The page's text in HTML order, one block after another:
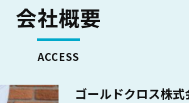
会社概要
ACCESS
ゴールドクロス株式